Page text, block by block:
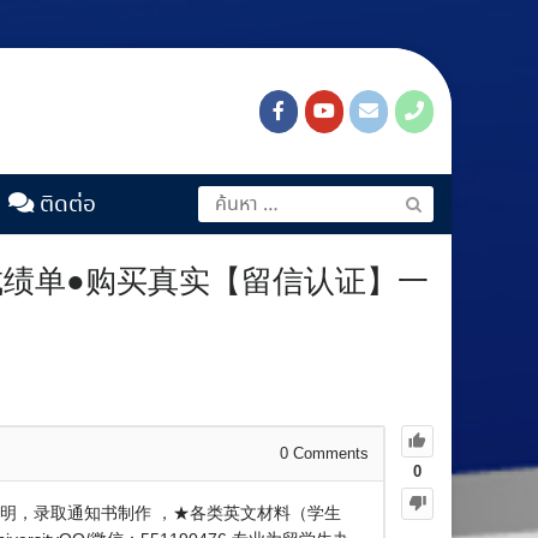
ติดต่อ
单●购买真实【留信认证】一
0
0 Comments
，录取通知书制作 ，★各类英文材料（学生